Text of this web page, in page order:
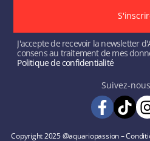
J'accepte de recevoir la newsletter
consens au traitement de mes
Politique de confidentialité
Suivez-
Copyright 2025 @aquariopassion –